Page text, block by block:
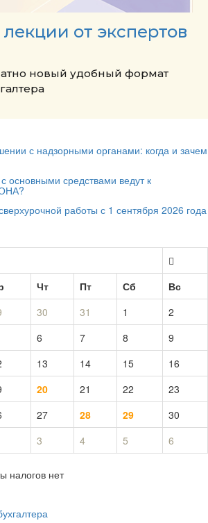
от экспертов
новый удобный формат
с надзорными органами: когда и зачем
основными средствами ведут к
работы с 1 сентября 2026 года
Чт Пт Сб
Вс
30 31 1
2
6 7 8
9
13 14 15
16
20 21 22
23
27 28 29
30
3 4 5 6
налогов нет